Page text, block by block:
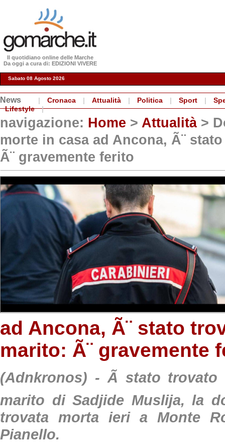
Il quotidiano online delle Marche
Da oggi a cura di: EDIZIONI VIVERE
Sabato 08 Agosto 2026
News | Cronaca | Attualità | Politica | Sport |
Lifestyle
|
navigazione: Home > Attualità >
morte in casa ad Ancona, Ã¨
Ã¨ gravemente ferito
ad Ancona, Ã¨ stato
marito: Ã¨ gravemente
(Adnkronos) - Ã stato
marito di Sadjide Muslija, la
trovata morta ieri a Monte
Pianello.